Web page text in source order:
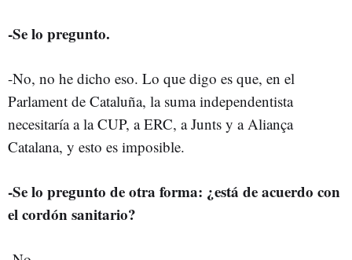
-Se lo pregunto.
-No, no he dicho eso. Lo que digo es que, en el
Parlament de Cataluña, la suma independentista
necesitaría a la CUP, a ERC, a Junts y a Aliança
Catalana, y esto es imposible.
-Se lo pregunto de otra forma: ¿está de acuerdo con
el cordón sanitario?